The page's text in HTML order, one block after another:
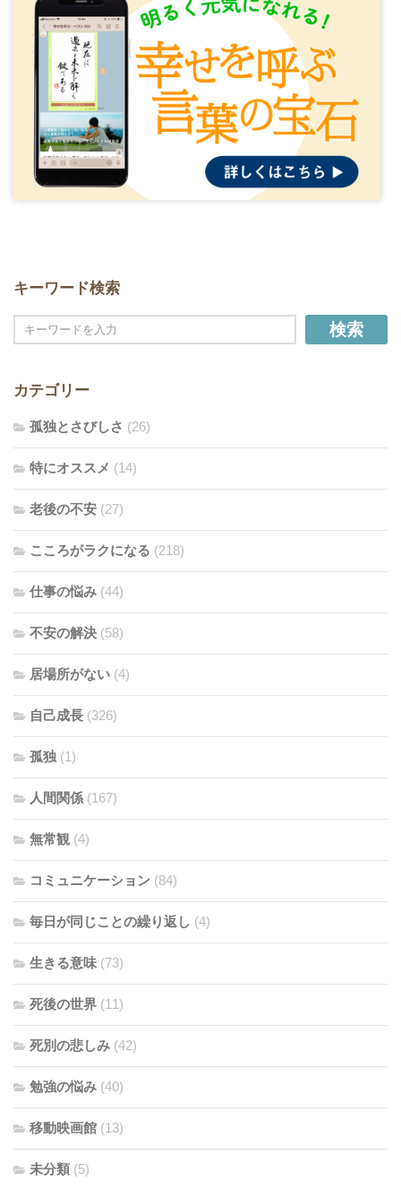
キーワード検索
検索
カテゴリー
孤独とさびしさ (26)
特にオススメ (14)
老後の不安 (27)
こころがラクになる (218)
仕事の悩み (44)
不安の解決 (58)
居場所がない (4)
自己成長 (326)
孤独 (1)
人間関係 (167)
無常観 (4)
コミュニケーション (84)
毎日が同じことの繰り返し (4)
生きる意味 (73)
死後の世界 (11)
死別の悲しみ (42)
勉強の悩み (40)
移動映画館 (13)
未分類 (5)